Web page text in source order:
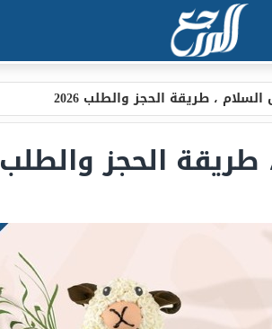
، طريقة الحجز والطلب 2026
الحجز والطلب 2026